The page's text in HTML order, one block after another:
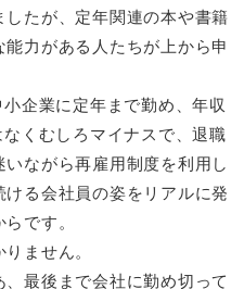
たが、定年関連の本や書籍
力がある人たちが上から申
企業に定年まで勤め、年収
くむしろマイナスで、退職
ながら再雇用制度を利用し
る会社員の姿をリアルに発
です。
ません。
最後まで会社に勤め切って